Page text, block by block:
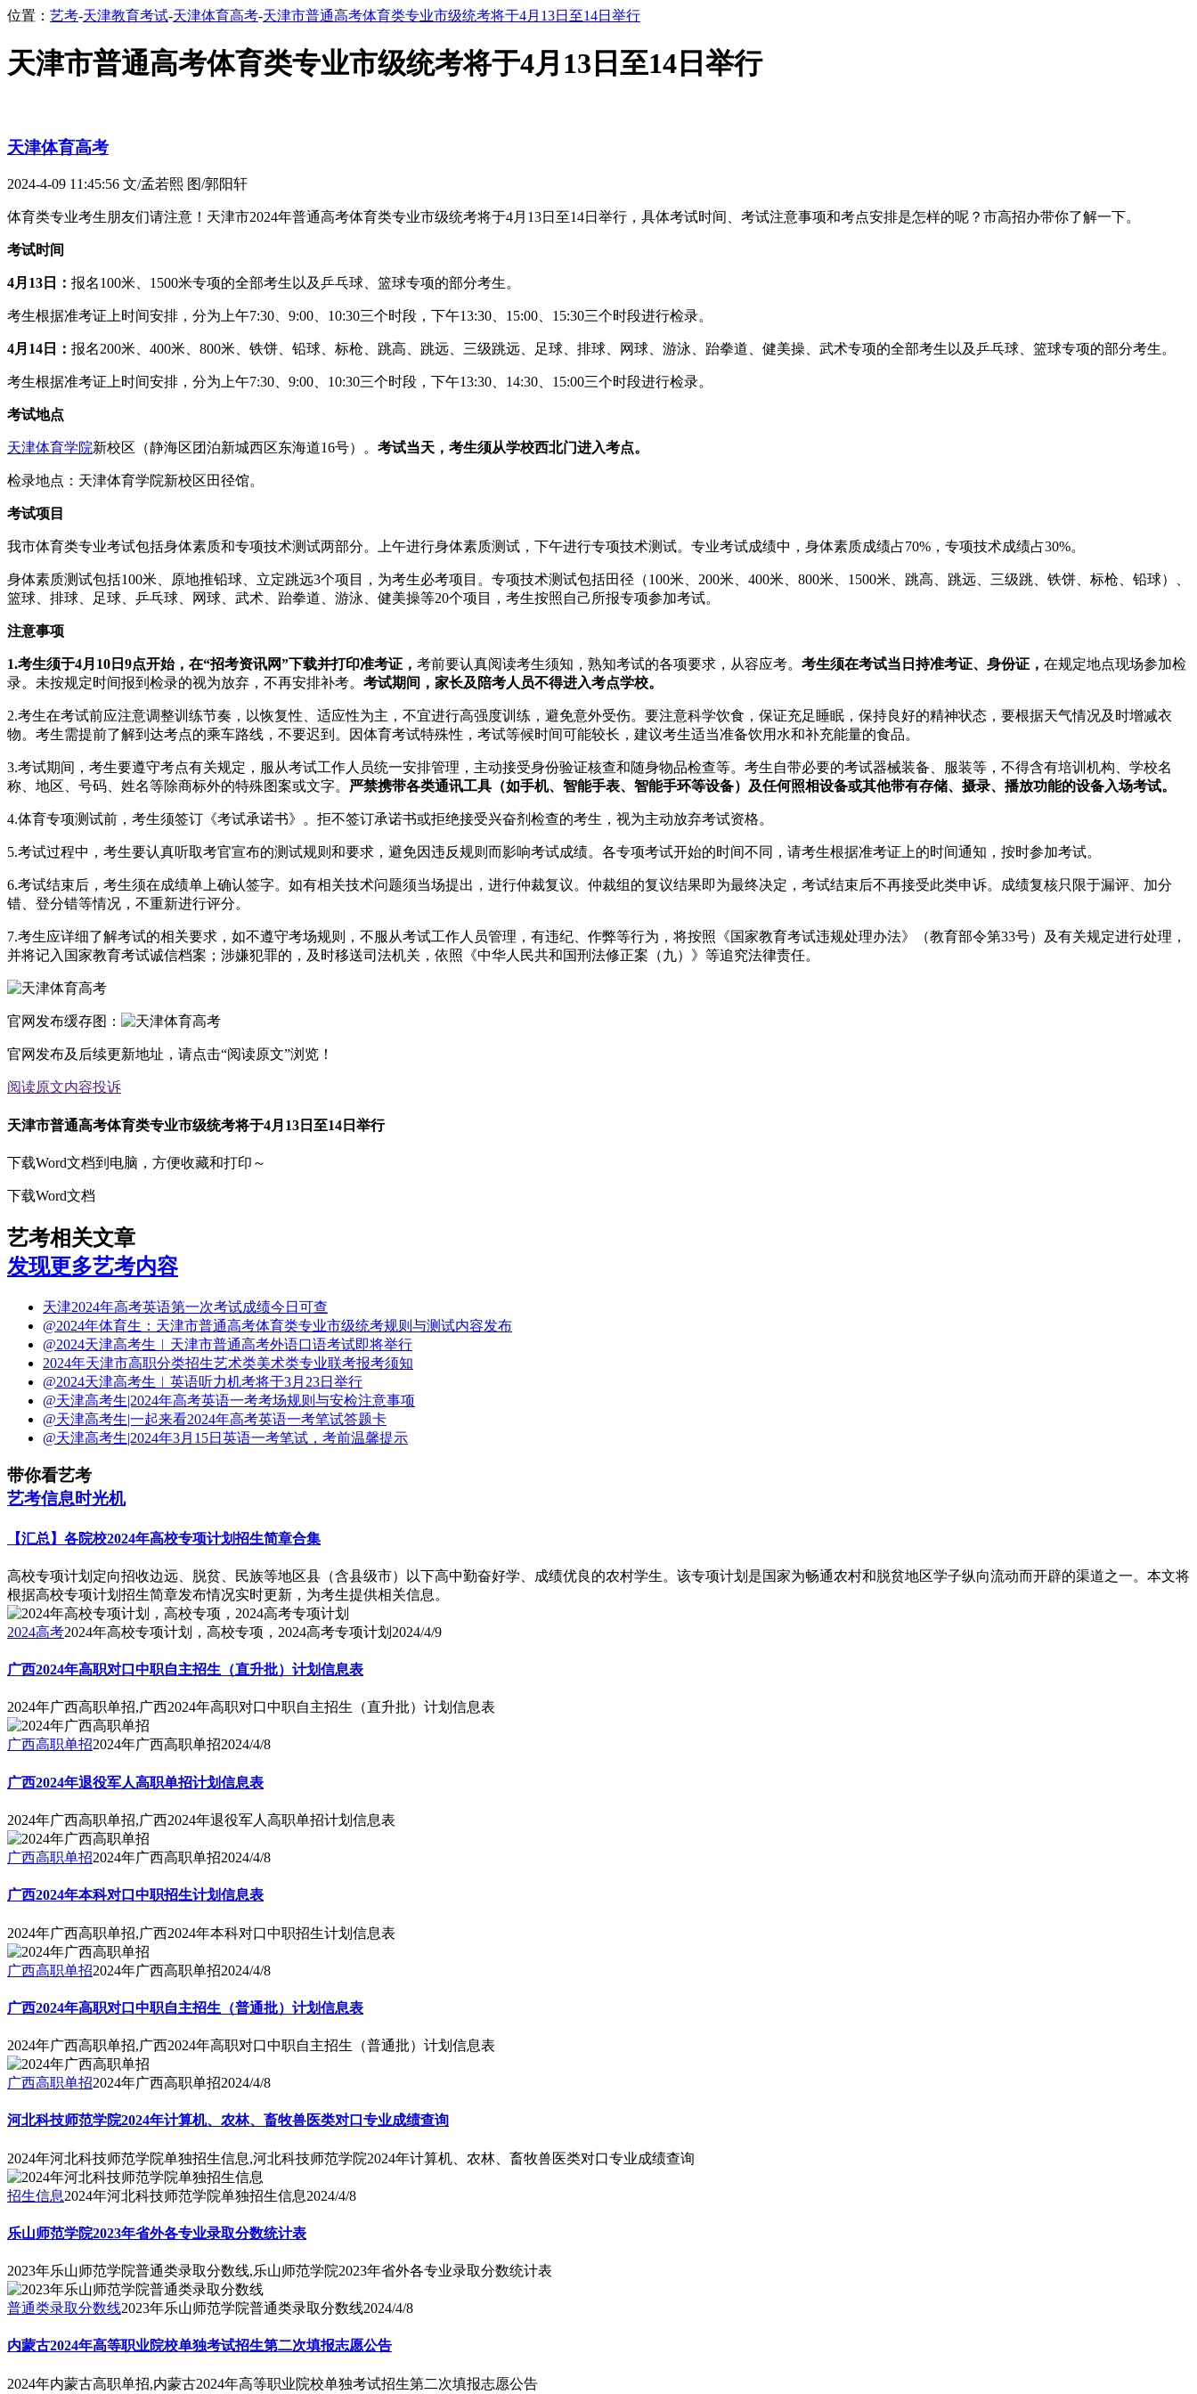
位置： 艺考-天津教育考试-天津体育高考-天津市普通高考体育类专业市级统考将于4月13日至14日举行
天津市普通高考体育类专业市级统考将于4月13日至14日举行
天津体育高考
2024-4-09 11:45:56 文/孟若熙 图/郭阳轩
体育类专业考生朋友们请注意！天津市2024年普通高考体育类专业市级统考将于4月13日至14日举行，具体考试时间、考试注意事项和考点安排是怎样的呢？市高招办带你了解一下。
考试时间
4月 13 日： 报名100米、1500米专项的全部考生以及乒乓球、篮球专项的部分考生。
考生根据准考证上时间安排，分为上午7:30、9:00、10:30三个时段，下午13:30、15:00、15:30三个时段进行检录。
4月 14 日： 报名200米、400米、800米、铁饼、铅球、标枪、跳高、跳远、三级跳远、足球、排球、网球、游泳、跆拳道、健美操、武术专项的全部考生以及乒乓球、篮球专项的部分考生。
考生根据准考证上时间安排，分为上午7:30、9:00、10:30三个时段，下午13:30、14:30、15:00三个时段进行检录。
考试地点
天津体育学院新校区（静海区团泊新城西区东海道16号）。 考试当天，考生须从学校西北门进入考点。
检录地点：天津体育学院新校区田径馆。
考试项目
我市体育类专业考试包括身体素质和专项技术测试两部分。上午进行身体素质测试，下午进行专项技术测试。专业考试成绩中，身体素质成绩占70%，专项技术成绩占30%。
身体素质测试包括100米、原地推铅球、立定跳远3个项目，为考生必考项目。专项技术测试包括田径（100米、200米、400米、800米、1500米、跳高、跳远、三级跳、铁饼、标枪、铅球）、
篮球、排球、足球、乒乓球、网球、武术、跆拳道、游泳、健美操等20个项目，考生按照自己所报专项参加考试。
注意事项
1.考生须于4月10日9点开始，在“招考资讯网”下载并打印准考证， 考前要认真阅读考生须知，熟知考试的各项要求，从容应考。 考生须在考试当日持准考证、身份证， 在规定地点现场参加检
录。未按规定时间报到检录的视为放弃，不再安排补考。 考试期间，家长及陪考人员不得进入考点学校。
2.考生在考试前应注意调整训练节奏，以恢复性、适应性为主，不宜进行高强度训练，避免意外受伤。要注意科学饮食，保证充足睡眠，保持良好的精神状态，要根据天气情况及时增减衣
物。考生需提前了解到达考点的乘车路线，不要迟到。因体育考试特殊性，考试等候时间可能较长，建议考生适当准备饮用水和补充能量的食品。
3.考试期间，考生要遵守考点有关规定，服从考试工作人员统一安排管理，主动接受身份验证核查和随身物品检查等。考生自带必要的考试器械装备、服装等，不得含有培训机构、学校名
称、地区、号码、姓名等除商标外的特殊图案或文字。 严禁携带各类通讯工具（如手机、智能手表、智能手环等设备）及任何照相设备或其他带有存储、摄录、播放功能的设备入场考试。
4.体育专项测试前，考生须签订《考试承诺书》。拒不签订承诺书或拒绝接受兴奋剂检查的考生，视为主动放弃考试资格。
5.考试过程中，考生要认真听取考官宣布的测试规则和要求，避免因违反规则而影响考试成绩。各专项考试开始的时间不同，请考生根据准考证上的时间通知，按时参加考试。
6.考试结束后，考生须在成绩单上确认签字。如有相关技术问题须当场提出，进行仲裁复议。仲裁组的复议结果即为最终决定，考试结束后不再接受此类申诉。成绩复核只限于漏评、加分
错、登分错等情况，不重新进行评分。
7.考生应详细了解考试的相关要求，如不遵守考场规则，不服从考试工作人员管理，有违纪、作弊等行为，将按照《国家教育考试违规处理办法》（教育部令第33号）及有关规定进行处理，
并将记入国家教育考试诚信档案；涉嫌犯罪的，及时移送司法机关，依照《中华人民共和国刑法修正案（九）》等追究法律责任。
官网发布缓存图：
官网发布及后续更新地址，请点击“阅读原文”浏览！
阅读原文内容投诉
天津市普通高考体育类专业市级统考将于4月13日至14日举行
下载Word文档到电脑，方便收藏和打印～
下载Word文档
艺考相关文章
发现更多艺考内容
天津2024年高考英语第一次考试成绩今日可查
@2024年体育生：天津市普通高考体育类专业市级统考规则与测试内容发布
@2024天津高考生︱天津市普通高考外语口语考试即将举行
2024年天津市高职分类招生艺术类美术类专业联考报考须知
@2024天津高考生︱英语听力机考将于3月23日举行
@天津高考生|2024年高考英语一考考场规则与安检注意事项
@天津高考生|一起来看2024年高考英语一考笔试答题卡
@天津高考生|2024年3月15日英语一考笔试，考前温馨提示
带你看艺考
艺考信息时光机
【汇总】各院校2024年高校专项计划招生简章合集
高校专项计划定向招收边远、脱贫、民族等地区县（含县级市）以下高中勤奋好学、成绩优良的农村学生。该专项计划是国家为畅通农村和脱贫地区学子纵向流动而开辟的渠道之一。本文将
根据高校专项计划招生简章发布情况实时更新，为考生提供相关信息。
2024高考2024年高校专项计划，高校专项，2024高考专项计划 2024/4/9
广西2024年高职对口中职自主招生（直升批）计划信息表
2024年广西高职单招,广西2024年高职对口中职自主招生（直升批）计划信息表
广西高职单招2024年广西高职单招2024/4/8
广西2024年退役军人高职单招计划信息表
2024年广西高职单招,广西2024年退役军人高职单招计划信息表
广西高职单招2024年广西高职单招2024/4/8
广西2024年本科对口中职招生计划信息表
2024年广西高职单招,广西2024年本科对口中职招生计划信息表
广西高职单招2024年广西高职单招2024/4/8
广西2024年高职对口中职自主招生（普通批）计划信息表
2024年广西高职单招,广西2024年高职对口中职自主招生（普通批）计划信息表
广西高职单招2024年广西高职单招2024/4/8
河北科技师范学院2024年计算机、农林、畜牧兽医类对口专业成绩查询
2024年河北科技师范学院单独招生信息,河北科技师范学院2024年计算机、农林、畜牧兽医类对口专业成绩查询
招生信息2024年河北科技师范学院单独招生信息2024/4/8
乐山师范学院2023年省外各专业录取分数统计表
2023年乐山师范学院普通类录取分数线,乐山师范学院2023年省外各专业录取分数统计表
普通类录取分数线2023年乐山师范学院普通类录取分数线2024/4/8
内蒙古2024年高等职业院校单独考试招生第二次填报志愿公告
2024年内蒙古高职单招,内蒙古2024年高等职业院校单独考试招生第二次填报志愿公告